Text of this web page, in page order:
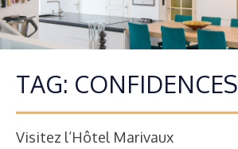
TAG: CONFIDENCES
Visitez l’Hôtel Marivaux